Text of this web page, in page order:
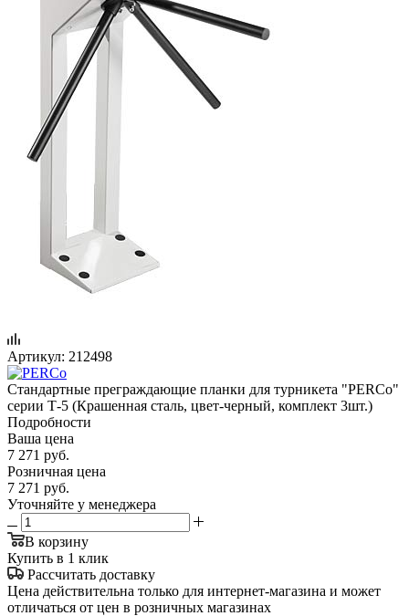
Артикул: 212498
Стандартные преграждающие планки для турникета "PERCo"
серии Т-5 (Крашенная сталь, цвет-черный, комплект 3шт.)
Подробности
Ваша цена
7 271 руб.
Розничная цена
7 271 руб.
Уточняйте у менеджера
В корзину
Купить в 1 клик
Рассчитать доставку
Цена действительна только для интернет-магазина и может
отличаться от цен в розничных магазинах